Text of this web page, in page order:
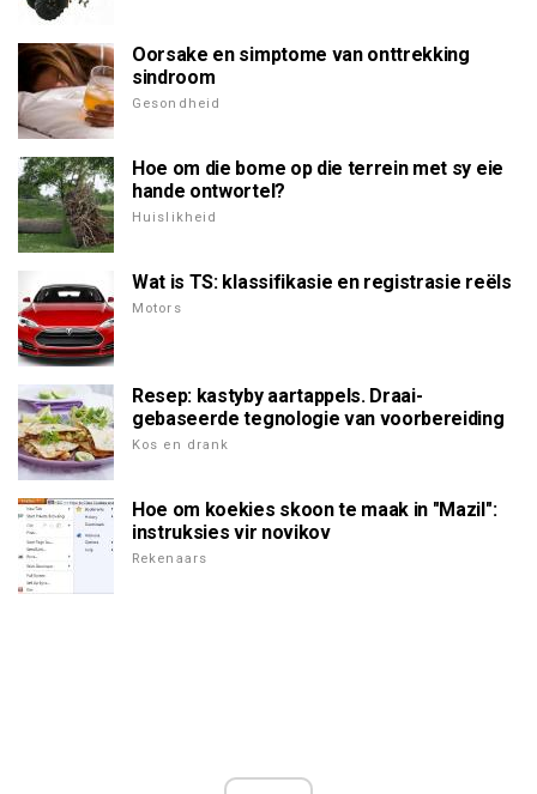
Oorsake en simptome van onttrekking
sindroom
Gesondheid
Hoe om die bome op die terrein met sy eie
hande ontwortel?
Huislikheid
Wat is TS: klassifikasie en registrasie reëls
Motors
Resep: kastyby aartappels. Draai-
gebaseerde tegnologie van voorbereiding
Kos en drank
Hoe om koekies skoon te maak in "Mazil":
instruksies vir novikov
Rekenaars